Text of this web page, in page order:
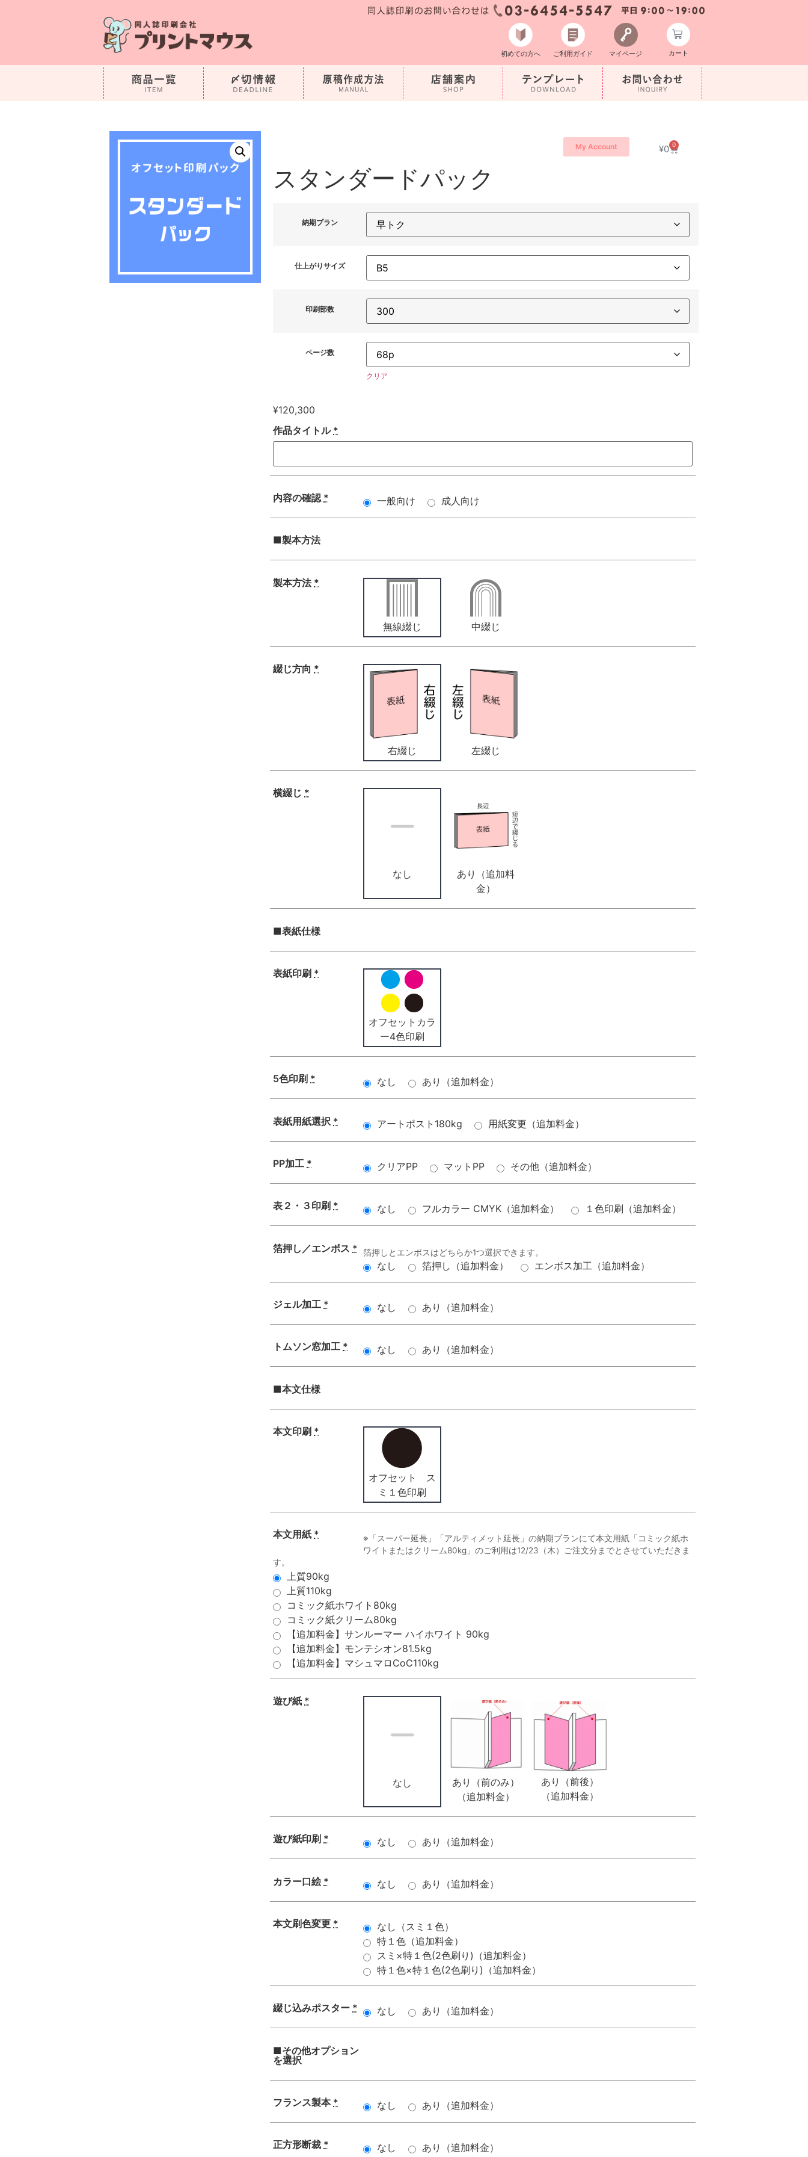
初めての方へ ご利用ガイド マイページ カート
My Account ¥0 0
スタンダードパック
納期プラン
仕上がりサイズ
印刷部数
ページ数
クリア
¥120,300
作品タイトル *
内容の確認 * 一般向け 成人向け
■製本方法
製本方法 *
無線綴じ 中綴じ
綴じ方向 *
右綴じ 左綴じ
横綴じ *
なし
あり（追加料
金）
■表紙仕様
表紙印刷 *
オフセットカラ
ー4色印刷
5色印刷 * なし あり（追加料金）
表紙用紙選択 * アートポスト180kg 用紙変更（追加料金）
PP加工 * クリアPP マットPP その他（追加料金）
表２・３印刷 * なし フルカラー CMYK（追加料金） １色印刷（追加料金）
箔押し／エンボス * 箔押しとエンボスはどちらか1つ選択できます。
なし 箔押し（追加料金） エンボス加工（追加料金）
ジェル加工 * なし あり（追加料金）
トムソン窓加工 * なし あり（追加料金）
■本文仕様
本文印刷 *
オフセット ス
ミ１色印刷
本文用紙 *
※「スーパー延長」「アルティメット延長」の納期プランにて本文用紙「コミック紙ホ
ワイトまたはクリーム80kg」のご利用は12/23（木）ご注文分までとさせていただきま
す。
上質90kg
上質110kg
コミック紙ホワイト80kg
コミック紙クリーム80kg
【追加料金】サンルーマー ハイホワイト 90kg
【追加料金】モンテシオン81.5kg
【追加料金】マシュマロCoC110kg
遊び紙 *
なし
あり（前のみ）
（追加料金）
あり（前後）
（追加料金）
遊び紙印刷 * なし あり（追加料金）
カラー口絵 * なし あり（追加料金）
本文刷色変更 *
なし（スミ１色）
特１色（追加料金）
スミ×特１色(2色刷り)（追加料金）
特１色×特１色(2色刷り)（追加料金）
綴じ込みポスター * なし あり（追加料金）
■その他オプション
を選択
フランス製本 * なし あり（追加料金）
正方形断裁 * なし あり（追加料金）